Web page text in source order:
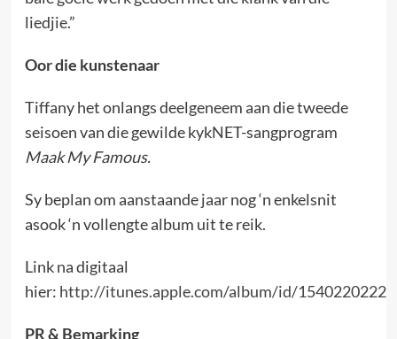
liedjie.”
Oor die kunstenaar
Tiffany het onlangs deelgeneem aan die tweede
seisoen van die gewilde kykNET-sangprogram
Maak My Famous.
Sy beplan om aanstaande jaar nog ‘n enkelsnit
asook ‘n vollengte album uit te reik.
Link na digitaal
hier: http://itunes.apple.com/album/id/1540220222
PR & Bemarking